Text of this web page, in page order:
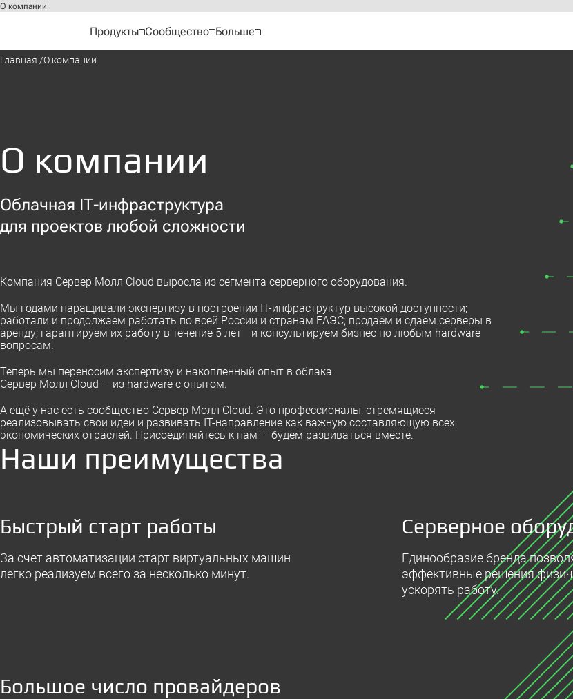
О компании
Продукты Сообщество Больше
Главная О компании
О компании
Облачная IT-инфраструктура
для проектов любой сложности
Компания Сервер Молл Cloud выросла из сегмента серверного оборудования.
Мы годами наращивали экспертизу в построении IT-инфраструктур высокой доступности;
работали и продолжаем работать по всей России и странам ЕАЭС; продаём и сдаём серверы в
аренду; гарантируем их работу в течение 5 лет и консультируем бизнес по любым hardware
вопросам.
Теперь мы переносим экспертизу и накопленный опыт в облака.
Сервер Молл Cloud — из hardware c опытом.
А ещё у нас есть сообщество Сервер Молл Cloud. Это профессионалы, стремящиеся
реализовывать свои идеи и развивать IT-направление как важную составляющую всех
экономических отраслей. Присоединяйтесь к нам — будем развиваться вместе.
Наши преимущества
Быстрый старт работы
За счет автоматизации старт виртуальных машин
легко реализуем всего за несколько минут.
Серверное
Единообразие бренда
эффективные решения
ускорять работу.
Большое число провайдеров